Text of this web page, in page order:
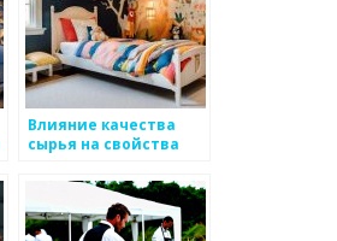
Влияние качества
сырья на свойства